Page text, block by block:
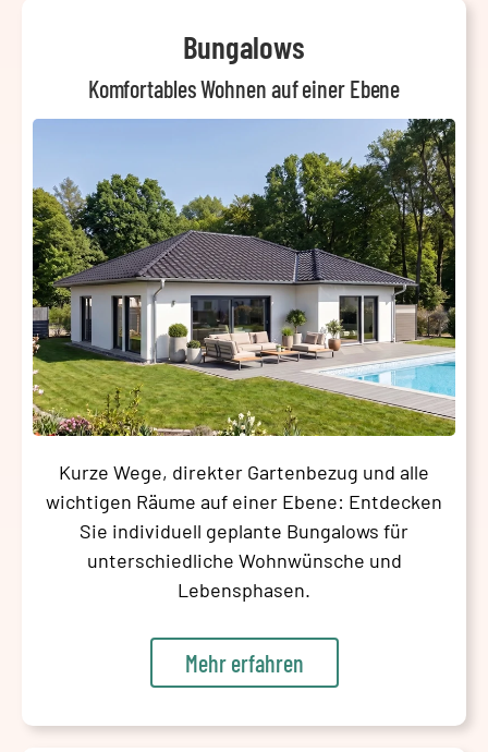
Bungalows
Komfortables Wohnen auf einer Ebene
Kurze Wege, direkter Gartenbezug und alle
wichtigen Räume auf einer Ebene: Entdecken
Sie individuell geplante Bungalows für
unterschiedliche Wohnwünsche und
Lebensphasen.
Mehr erfahren